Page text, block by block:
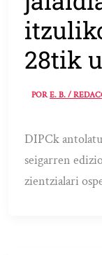
28tik
PORE. B. /
DIPCk
seigarren
zientzialari